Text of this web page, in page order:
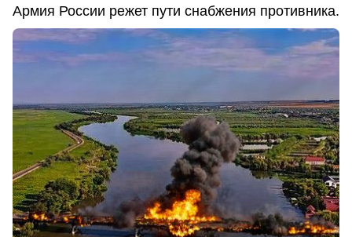
Армия России режет пути снабжения противника.